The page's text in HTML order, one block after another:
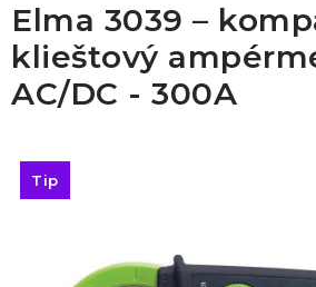
ZÁZNAMNÍKY
KALIBRÁCIA
OSTATNÉ
Elma 3039 –
klieštový
AC/DC - 300A
Tip